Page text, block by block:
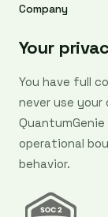
Company
Your
You have full
never use
operational
behavior.